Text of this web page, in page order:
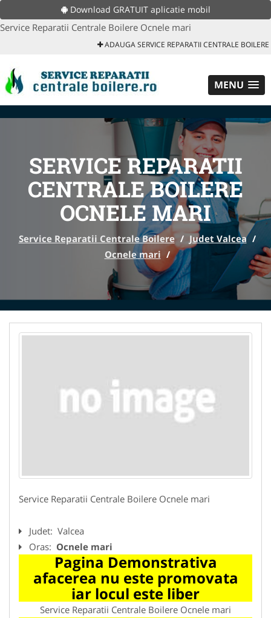
Download GRATUIT aplicatie mobil
Service Reparatii Centrale Boilere Ocnele mari
ADAUGA SERVICE REPARATII CENTRALE BOILERE
MENU
SERVICE REPARATII
CENTRALE BOILERE
OCNELE MARI
Service Reparatii Centrale Boilere / Judet Valcea /
Ocnele mari /
Service Reparatii Centrale Boilere Ocnele mari
Judet: Valcea
Oras: Ocnele mari
Pagina Demonstrativa
afacerea nu este promovata
iar locul este liber
Service Reparatii Centrale Boilere Ocnele mari